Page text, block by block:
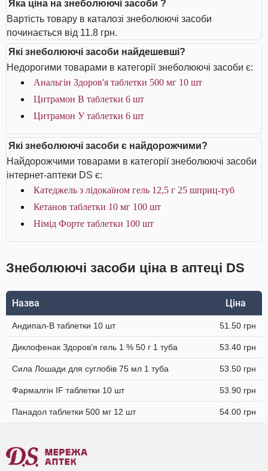
Яка ціна на знеболюючі засоби ?
Вартість товару в каталозі знеболюючі засоби
починається від 11.8 грн.
Які знеболюючі засоби найдешевші?
Недорогими товарами в категорії знеболюючі засоби є:
Анальгін Здоров'я таблетки 500 мг 10 шт
Цитрамон В таблетки 6 шт
Цитрамон У таблетки 6 шт
Які знеболюючі засоби є найдорожчими?
Найдорожчими товарами в категорії знеболюючі засоби
інтернет-аптеки DS є:
Катеджель з лідокаїном гель 12,5 г 25 шприц-туб
Кетанов таблетки 10 мг 100 шт
Німід Форте таблетки 100 шт
Знеболюючі засоби ціна в аптеці DS
Назва Ціна
Андипал-В таблетки 10 шт 51.50 грн
Диклофенак Здоров'я гель 1 % 50 г 1 туба 53.40 грн
Сила Лошади для суглобів 75 мл 1 туба 53.50 грн
Фармалгін IF таблетки 10 шт 53.90 грн
Панадол таблетки 500 мг 12 шт 54.00 грн